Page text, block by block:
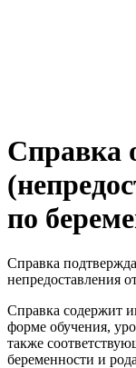
Справка
по
Справка
непредоставления
Справка содержит
форме обучения,
также
беременности и